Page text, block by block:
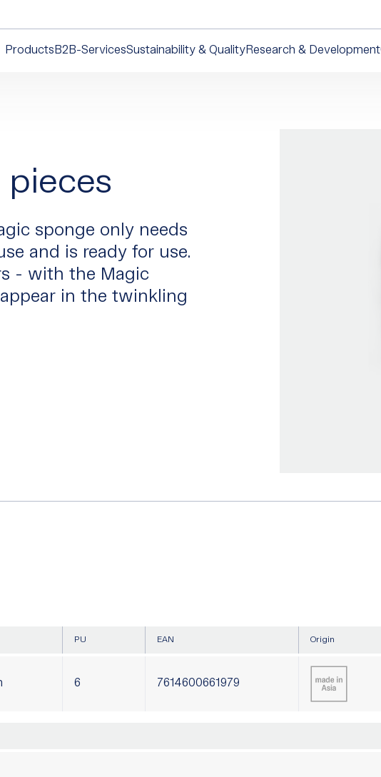
Products B2B-ServicesSustainability & QualityResearch & Development
pieces
sponge only needs
and is ready for use.
- with the Magic
in the twinkling
PU
6
EAN
7614600661979
Origin